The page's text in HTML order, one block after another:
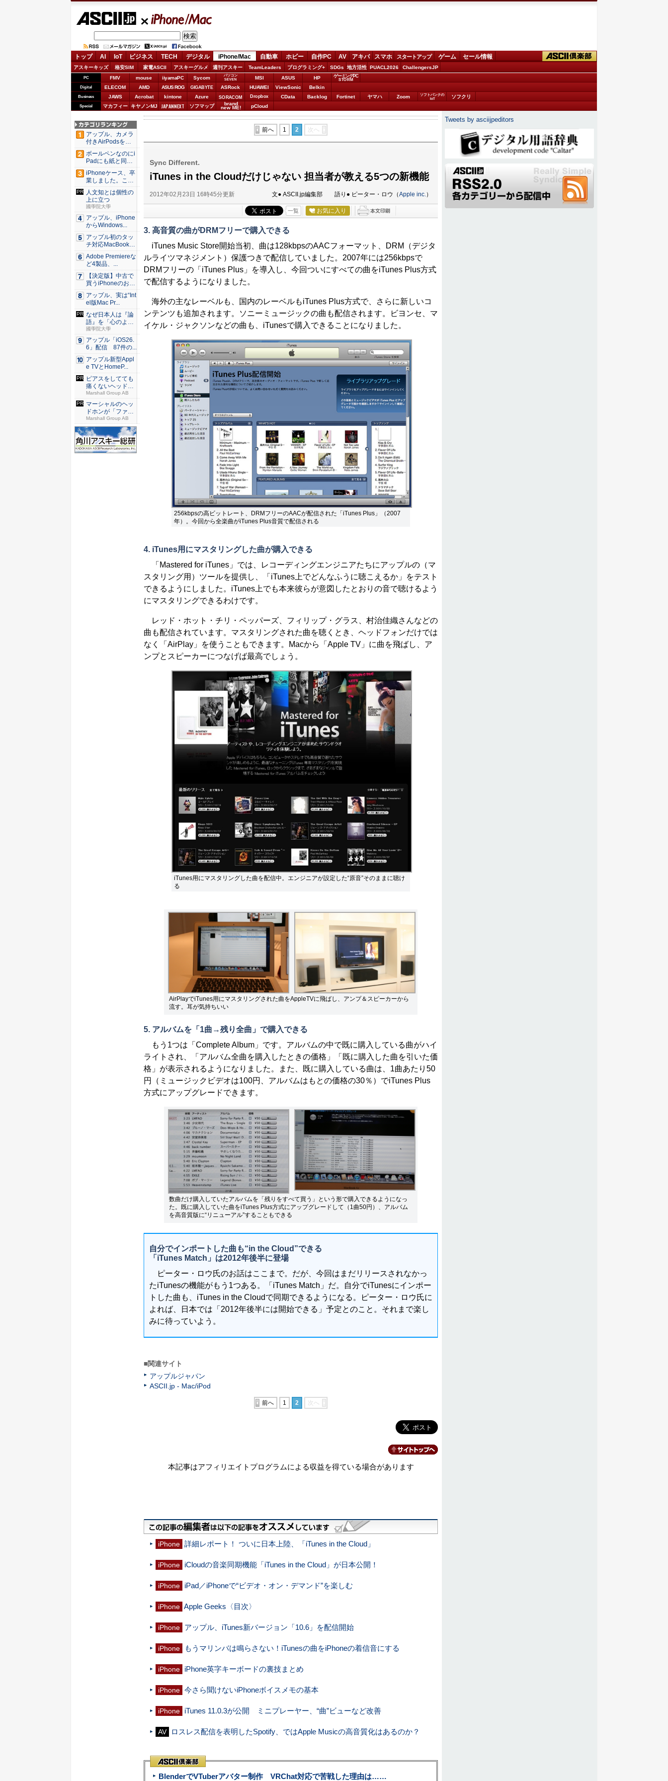
iPhone/Mac
トップ AI IoT ビジネス TECH デジタル iPhone/Mac 自動車 ホビー 自作PC AV アキバ スマホ スタートアップ ゲーム セール情報
アスキーキッズ 格安SIM 家電ASCII アスキーグルメ 週刊アスキー TeamLeaders プログラミング+ SDGs 地方活性 PUACL2026 ChallengersJP
PC FMV mouse iiyamaPC Sycom
パソコン
SEVEN
MSI ASUS HP ゲーミングPC
STORM
Digital ELECOM AMD ASUS ROG GIGABYTE ASRock HUAWEI ViewSonic Belkin
Business JAWS Acrobat kintone Azure SORACOM Dropbox CData Backlog Fortinet ヤマハ Zoom
ソフトバンクの
IoT
ソフクリ
Special マカフィー キヤノンMJ JAPANNEXT ソフマップ brand
new ME! pCloud
前へ 1 2 次へ
Sync Different.
iTunes in the Cloudだけじゃない 担当者が教える5つの新機能
2012年02月23日 16時45分更新 文● ASCII.jp編集部 語り● ピーター・ロウ（Apple inc. ）
一覧 お気に入り
3. 高音質の曲がDRMフリーで購入できる
iTunes Music Store開始当初、曲は128kbpsのAACフォーマット、DRM（デジタ
ルライツマネジメント）保護つきで配信していました。2007年には256kbpsで
DRMフリーの「iTunes Plus」を導入し、今回ついにすべての曲をiTunes Plus方式
で配信するようになりました。
海外の主なレーベルも、国内のレーベルもiTunes Plus方式で、さらに新しいコ
ンテンツも追加されます。ソニーミュージックの曲も配信されます。ビヨンセ、マ
イケル・ジャクソンなどの曲も、iTunesで購入できることになりました。
256kbpsの高ビットレート、DRMフリーのAACが配信された「iTunes Plus」（2007
年）。今回から全楽曲がiTunes Plus音質で配信される
4. iTunes用にマスタリングした曲が購入できる
「Mastered for iTunes」では、レコーディングエンジニアたちにアップルの（マ
スタリング用）ツールを提供し、「iTunes上でどんなふうに聴こえるか」をテスト
できるようにしました。iTunes上でも本来彼らが意図したとおりの音で聴けるよう
にマスタリングできるわけです。
レッド・ホット・チリ・ペッパーズ、フィリップ・グラス、村治佳織さんなどの
曲も配信されています。マスタリングされた曲を聴くとき、ヘッドフォンだけでは
なく「AirPlay」を使うこともできます。Macから「Apple TV」に曲を飛ばし、ア
ンプとスピーカーにつなげば最高でしょう。
iTunes用にマスタリングした曲を配信中。エンジニアが設定した“原音”そのままに聴け
る
AirPlayでiTunes用にマスタリングされた曲をAppleTVに飛ばし、アンプ＆スピーカーから
流す。耳が気持ちいい
5. アルバムを「1曲→残り全曲」で購入できる
もう1つは「Complete Album」です。アルバムの中で既に購入している曲がハイ
ライトされ、「アルバム全曲を購入したときの価格」「既に購入した曲を引いた価
格」が表示されるようになりました。また、既に購入している曲は、1曲あたり50
円（ミュージックビデオは100円、アルバムはもとの価格の30％）でiTunes Plus
方式にアップグレードできます。
数曲だけ購入していたアルバムを「残りをすべて買う」という形で購入できるようになっ
た。既に購入していた曲をiTunes Plus方式にアップグレードして（1曲50円）、アルバム
を高音質版に“リニューアル”することもできる
自分でインポートした曲も“in the Cloud”できる
「iTunes Match」は2012年後半に登場
ピーター・ロウ氏のお話はここまで。だが、今回はまだリリースされなかっ
たiTunesの機能がもう1つある。「iTunes Match」だ。自分でiTunesにインポー
トした曲も、iTunes in the Cloudで同期できるようになる。ピーター・ロウ氏に
よれば、日本では「2012年後半には開始できる」予定とのこと。それまで楽し
みに待っていよう。
■関連サイト
アップルジャパン
ASCII.jp - Mac/iPod
前へ 1 2 次へ
本記事はアフィリエイトプログラムによる収益を得ている場合があります
iPhone 詳細レポート！ ついに日本上陸、「iTunes in the Cloud」
iPhone iCloudの音楽同期機能「iTunes in the Cloud」が日本公開！
iPhone iPad／iPhoneで“ビデオ・オン・デマンド”を楽しむ
iPhone Apple Geeks〈目次〉
iPhone アップル、iTunes新バージョン「10.6」を配信開始
iPhone もうマリンバは鳴らさない！iTunesの曲をiPhoneの着信音にする
iPhone iPhone英字キーボードの裏技まとめ
iPhone 今さら聞けないiPhoneボイスメモの基本
iPhone iTunes 11.0.3が公開 ミニプレーヤー、“曲”ビューなど改善
AV ロスレス配信を表明したSpotify、ではApple Musicの高音質化はあるのか？
BlenderでVTuberアバター制作 VRChat対応で苦戦した理由は……
アップル、カメラ
付きAirPodsを年
内...
ボールペンなのにi
Padにも紙と同じ
滑ら...
iPhoneケース、卒
業しました。これ
か...
人文知とは個性の
上に立つ
國學院大學
アップル、iPhone
からWindows...
アップル初のタッ
チ対応MacBook、
早...
Adobe Premiereな
ど4製品、...
【決定版】中古で
買うiPhoneのおす
す...
アップル、実は“Int
el版Mac Pr...
なぜ日本人は『論
語』を「心のより
どころ」...
國學院大學
アップル「iOS26.
6」配信 87件の...
アップル新型Appl
e TVとHomeP...
ピアスをしてても
痛くないヘッドホ
ンがあり...
Marshall Group AB
マーシャルのヘッ
ドホンが「ファッ
ション」...
Marshall Group AB
Tweets by asciijpeditors